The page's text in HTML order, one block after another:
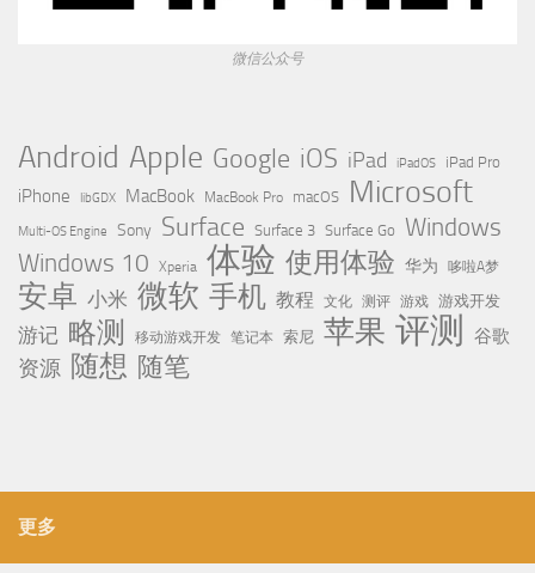
微信公众号
Android Apple Google iOS iPad iPadOS iPad Pro
iPhone libGDX MacBook MacBook Pro macOS Microsoft
Multi-OS Engine Sony Surface Surface 3 Surface Go Windows
Windows 10 Xperia 体验 使用体验 华为 哆啦A梦
安卓 小米 微软 手机 教程 文化 测评 游戏 游戏开发
游记 略测 移动游戏开发 笔记本 索尼 苹果 评测 谷歌
资源 随想 随笔
更多